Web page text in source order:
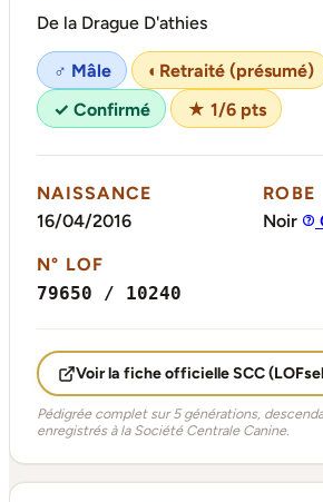
De la Drague D'athies
♂ Mâle ◐ Retraité (présumé)
✓ Confirmé
★ 1/6 pts
NAISSANCE
16/04/2016
ROBE
Noir
N° LOF
79650 / 10240
Voir la fiche officielle SCC
Pédigrée complet sur 5 générations,
enregistrés à la Société Centrale Canine.